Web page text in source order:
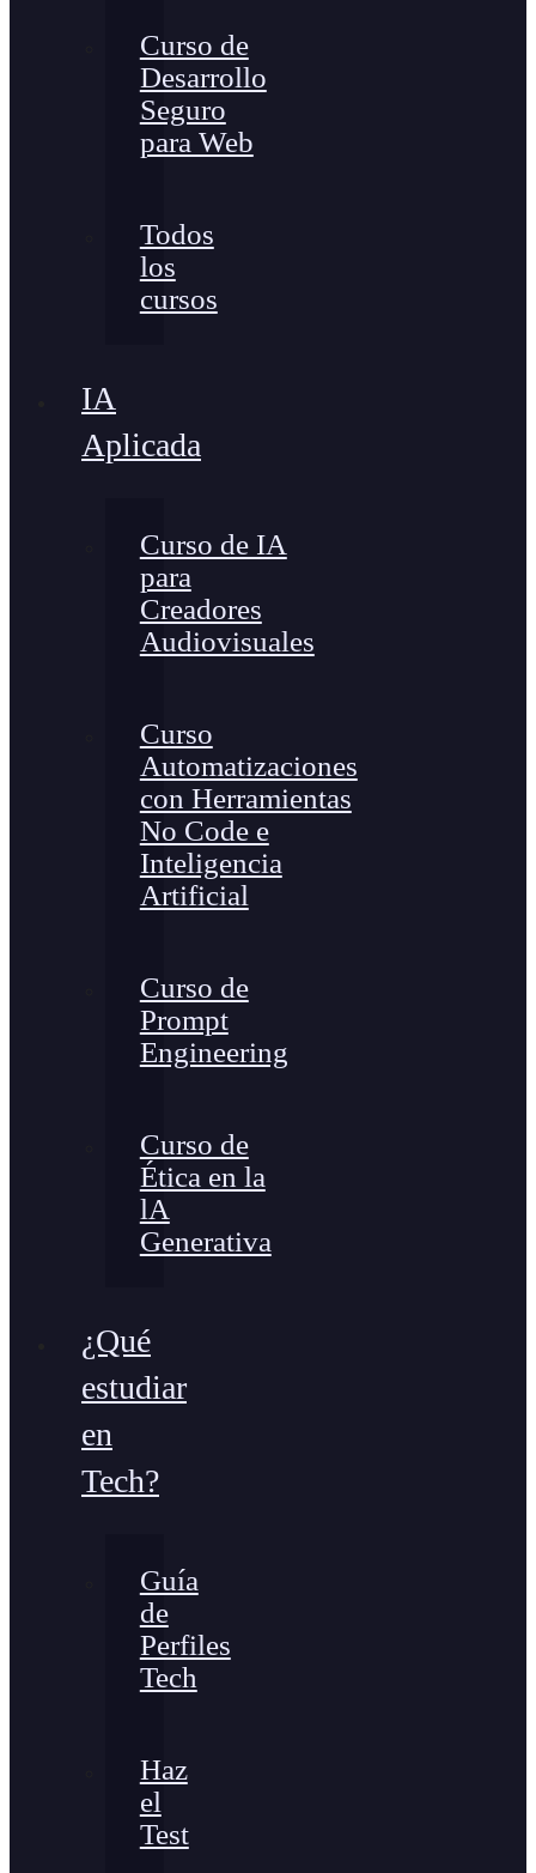
Curso de
Desarrollo
Seguro
para Web
Todos
los
cursos
IA
Aplicada
Curso de IA
para
Creadores
Audiovisuales
Curso
Automatizaciones
con Herramientas
No Code e
Inteligencia
Artificial
Curso de
Prompt
Engineering
Curso de
Ética en la
lA
Generativa
¿Qué
estudiar
en
Tech?
Guía
de
Perfiles
Tech
Haz
el
Test